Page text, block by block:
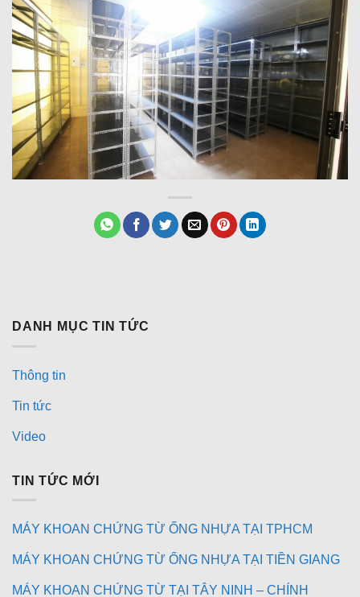
DANH MỤC TIN TỨC
Thông tin
Tin tức
Video
TIN TỨC MỚI
MÁY KHOAN CHỨNG TỪ ỐNG NHỰA TẠI TPHCM
MÁY KHOAN CHỨNG TỪ ỐNG NHỰA TẠI TIỀN GIANG
MÁY KHOAN CHỨNG TỪ TẠI TÂY NINH – CHÍNH